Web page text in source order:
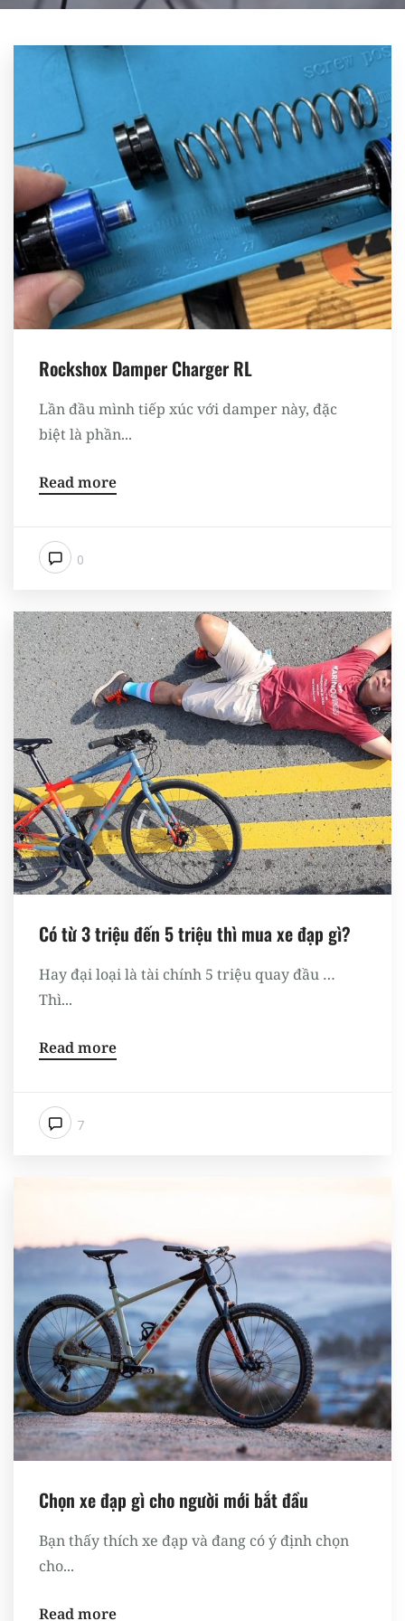
Rockshox Damper Charger RL
Lần đầu mình tiếp xúc với damper này, đặc
biệt là phần...
Read more
0
Có từ 3 triệu đến 5 triệu thì mua xe đạp gì?
Hay đại loại là tài chính 5 triệu quay đầu …
Thì...
Read more
7
Chọn xe đạp gì cho người mới bắt đầu
Bạn thấy thích xe đạp và đang có ý định chọn
cho...
Read more